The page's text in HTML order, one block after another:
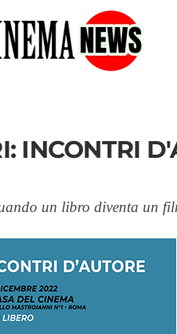
INCONTRI
un libro diventa un